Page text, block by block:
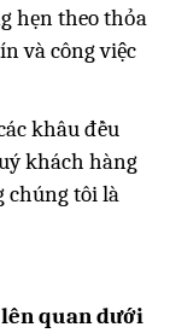
hẹn theo thỏa
và công việc
khâu đều
khách hàng
chúng tôi là
quan dưới